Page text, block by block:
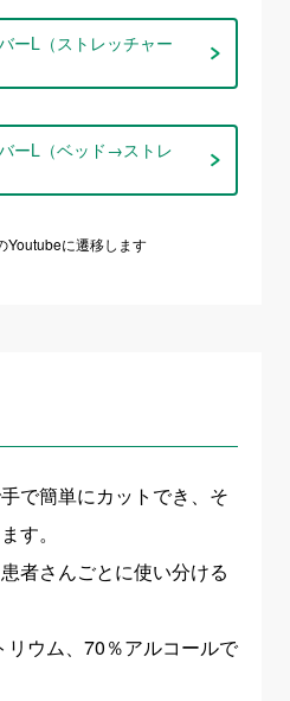
ーL（ストレッチャー
ーL（ベッド→ストレ
Youtubeに遷移します
で簡単にカットでき、そ
す。
者さんごとに使い分ける
リウム、70％アルコールで